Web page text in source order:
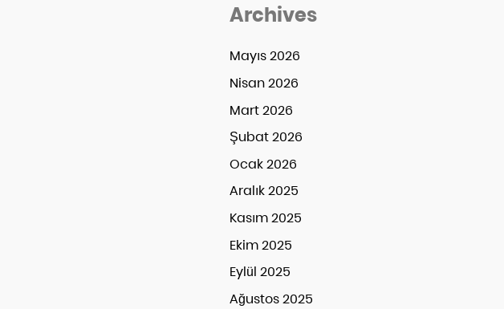
Archives
Mayıs 2026
Nisan 2026
Mart 2026
Şubat 2026
Ocak 2026
Aralık 2025
Kasım 2025
Ekim 2025
Eylül 2025
Ağustos 2025